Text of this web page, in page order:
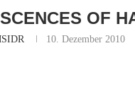
OF
10. Dezember 2010